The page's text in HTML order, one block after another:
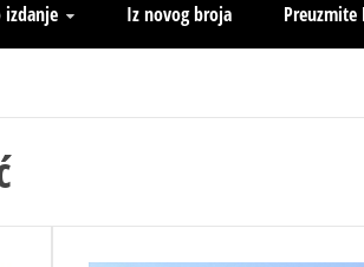
izdanje Iz novog broja Preuzmite